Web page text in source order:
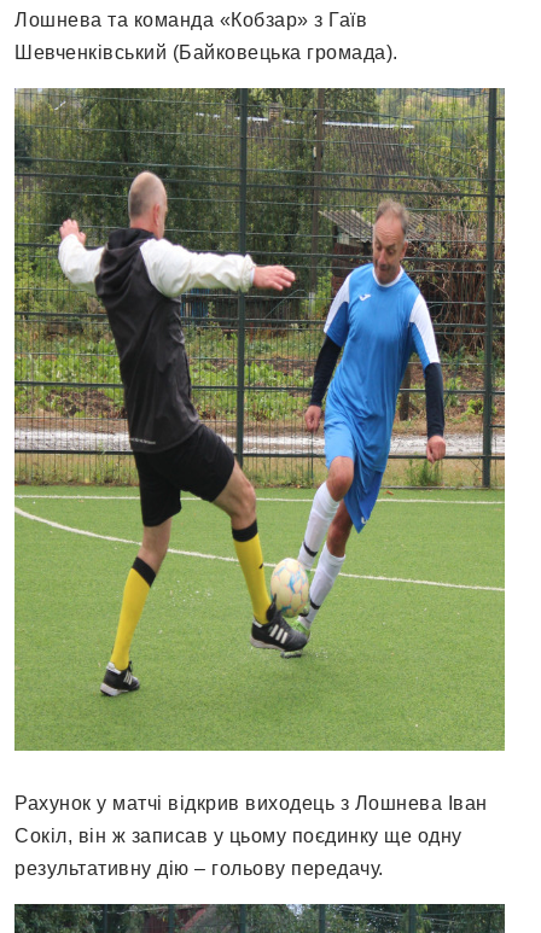
Лошнева та команда «Кобзар» з Гаїв
Шевченківський (Байковецька громада).
Рахунок у матчі відкрив виходець з Лошнева Іван
Сокіл, він ж записав у цьому поєдинку ще одну
результативну дію – гольову передачу.